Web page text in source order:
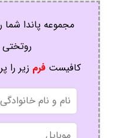
مجموعه پاندا
کافیستفرم زیر را
نام
و
نام
خانوادگی
موبایل